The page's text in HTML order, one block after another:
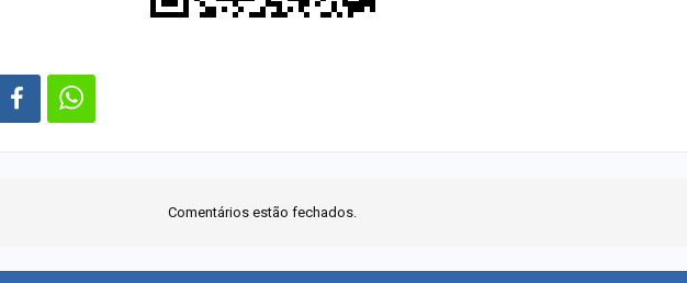
Comentários estão fechados.